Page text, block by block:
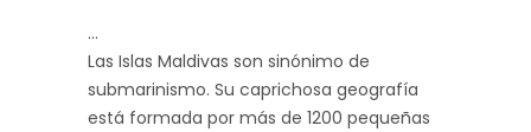
Las Islas Maldivas son sinónimo de
submarinismo. Su caprichosa geografía
está formada por más de 1200 pequeñas